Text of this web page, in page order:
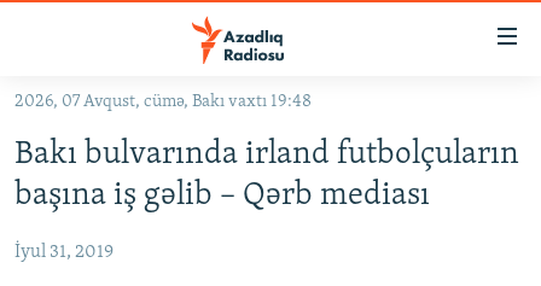
Əsas
qayıt
Əsas
naviqasiyaya
qayıt
KORRUPSIOMETR
#ƏSLINDƏ
2026, 07 Avqust, cümə, Bakı vaxtı 19:48
Bakı bulvarında irland futbolçuların
başına iş gəlib – Qərb mediası
İyul 31, 2019